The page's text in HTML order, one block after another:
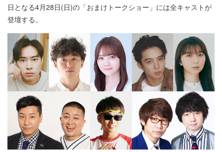
日となる4月28日(日)の「おまけトークショー」には全キャストが
登壇する。